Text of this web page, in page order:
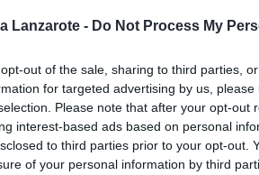
Lanzarote - Do Not Process My
out of the sale, sharing to third parties,
for targeted advertising by us,
Please note that after your opt-out
interest-based ads based on personal
to third parties prior to your opt-out.
of your personal information by third
que dejaba todo abierto para el encuentro
en la que golpeó primero la UD
jugaba con un jugador menos por una